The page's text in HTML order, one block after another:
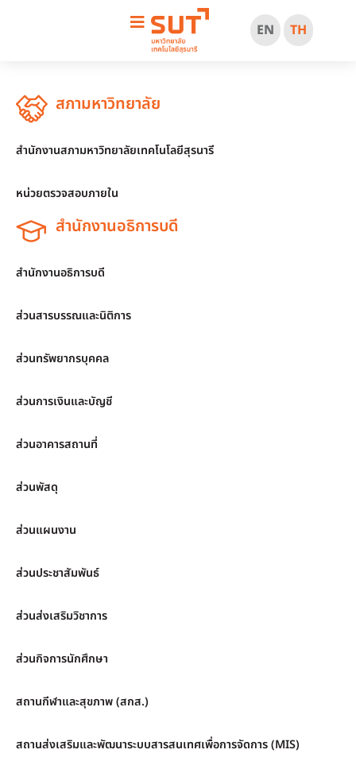
EN TH
สภามหาวิทยาลัย
สำนักงานสภามหาวิทยาลัยเทคโนโลยีสุรนารี
หน่วยตรวจสอบภายใน
สำนักงานอธิการบดี
สำนักงานอธิการบดี
ส่วนสารบรรณและนิติการ
ส่วนทรัพยากรบุคคล
ส่วนการเงินและบัญชี
ส่วนอาคารสถานที่
ส่วนพัสดุ
ส่วนแผนงาน
ส่วนประชาสัมพันธ์
ส่วนส่งเสริมวิชาการ
ส่วนกิจการนักศึกษา
สถานกีฬาและสุขภาพ (สกส.)
สถานส่งเสริมและพัฒนาระบบสารสนเทศเพื่อการจัดการ (MIS)